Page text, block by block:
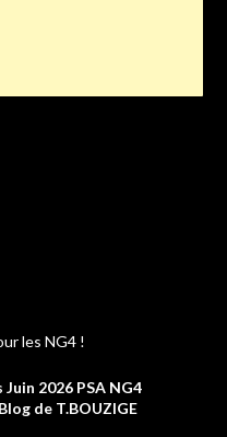
les NG4 !
2026 PSA NG4
de T.BOUZIGE